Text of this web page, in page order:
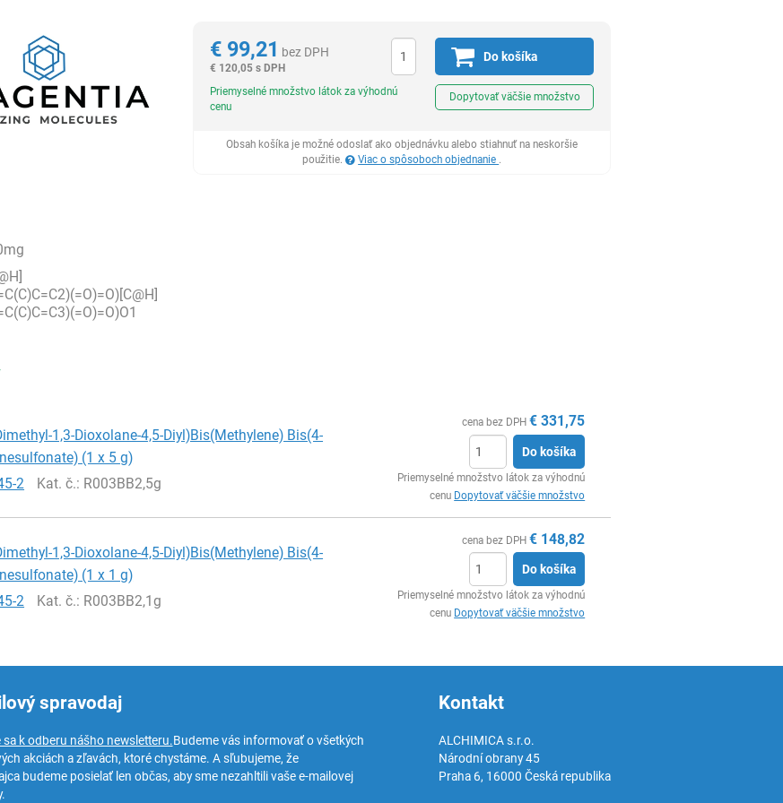
€99,21 bez DPH
€ 120,05 s DPH
Ks
Do košíka
Priemyselné množstvo látok za výhodnú
cenu
Dopytovať väčšie množstvo
Obsah košíka je možné odoslať ako objednávku alebo stiahnuť na neskoršie
použitie.
Viac o spôsoboch objednanie .
1,3-Dioxolane-4,5-Diyl)Bis(Methylene) Bis(4-
(1 x 5 g)
2 Kat. č.: R003BB2,5g
cena bez DPH € 331,75
Do košíka
Priemyselné množstvo látok za výhodnú
cenu Dopytovať väčšie množstvo
1,3-Dioxolane-4,5-Diyl)Bis(Methylene) Bis(4-
(1 x 1 g)
2 Kat. č.: R003BB2,1g
cena bez DPH € 148,82
Do košíka
Priemyselné množstvo látok za výhodnú
cenu Dopytovať väčšie množstvo
spravodaj
sa k odberu nášho newsletteru.Budeme vás informovať o všetkých
akciách a zľavách, ktoré chystáme. A sľubujeme, že
budeme posielať len občas, aby sme nezahltili vaše e-mailovej
Kontakt
ALCHIMICA s.r.o.
Národní obrany 45
Praha 6, 16000 Česká republika